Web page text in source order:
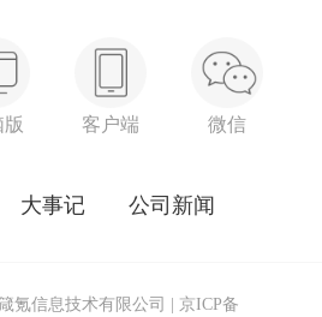
版 客户端 微信
大事记 公司新闻
氪信息技术有限公司 | 京ICP备